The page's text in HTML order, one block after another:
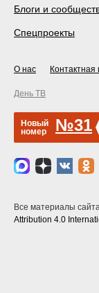
Блоги и
Спецпроекты
О нас
День ТВ
Новый
номер
№31
Все материалы
Attribution 4.0